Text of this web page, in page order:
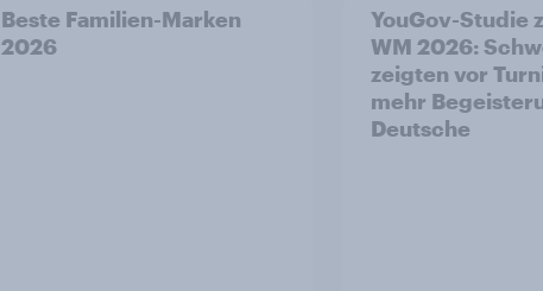
Beste Familien-Marken
2026
YouGov-Studie
WM 2026:
zeigten vor
mehr
Deutsche